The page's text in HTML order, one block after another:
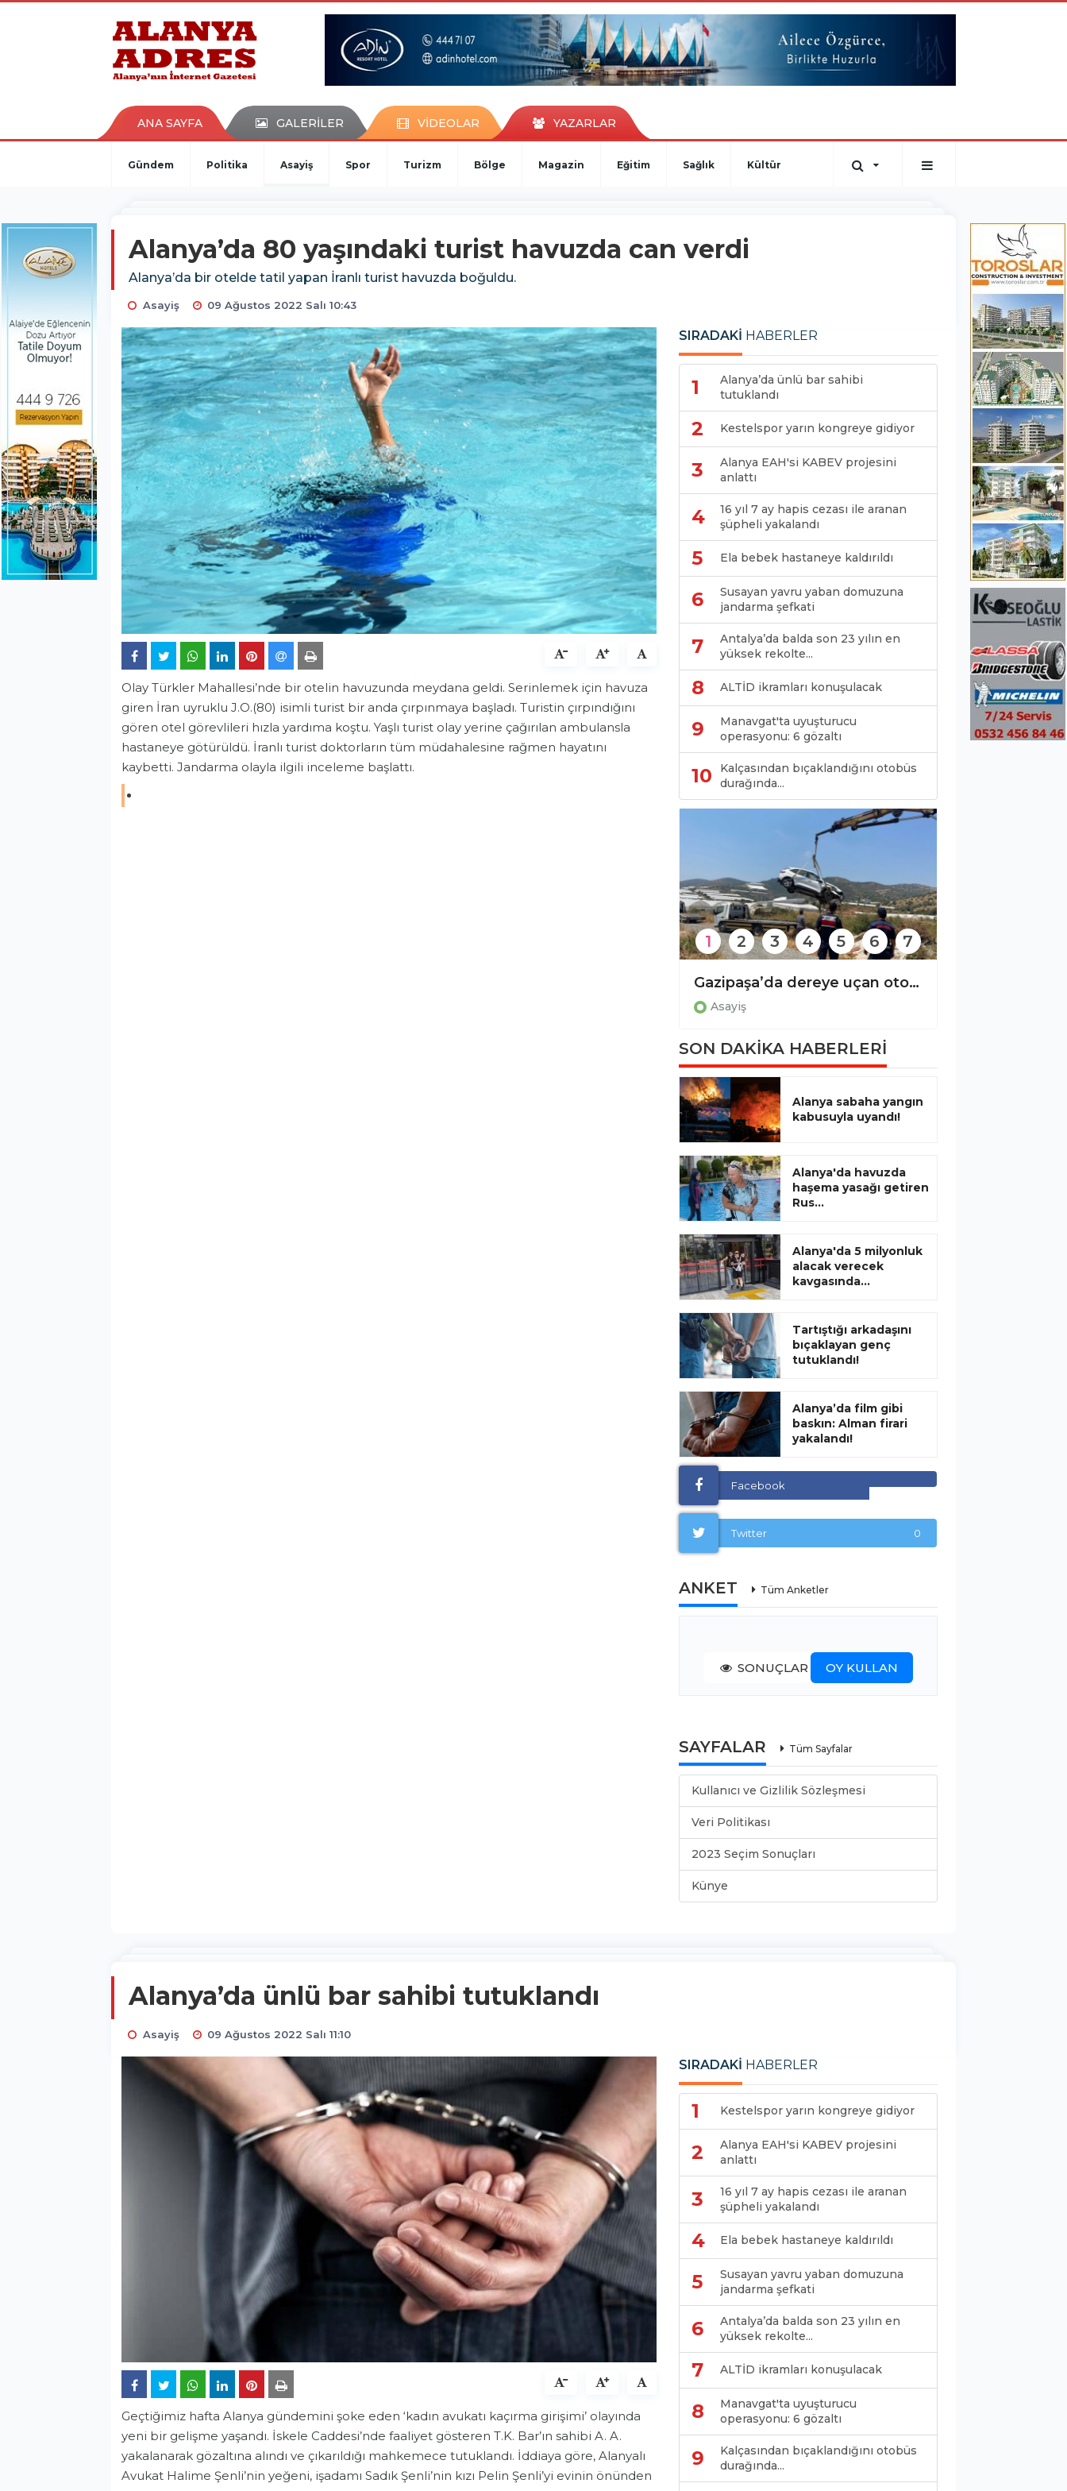
kaçak bahis
porno izle
ANA SAYFA GALERİLER VİDEOLAR YAZARLAR
Gündem Politika Asayiş Spor Turizm Bölge Magazin Eğitim Sağlık Kültür
Alanya’da 80 yaşındaki turist havuzda can verdi
Alanya’da bir otelde tatil yapan İranlı turist havuzda boğuldu.
Asayiş 09 Ağustos 2022 Salı 10:43
Olay Türkler Mahallesi’nde bir otelin havuzunda meydana geldi. Serinlemek için havuza
giren İran uyruklu J.O.(80) isimli turist bir anda çırpınmaya başladı. Turistin çırpındığını
gören otel görevlileri hızla yardıma koştu. Yaşlı turist olay yerine çağırılan ambulansla
hastaneye götürüldü. İranlı turist doktorların tüm müdahalesine rağmen hayatını
kaybetti. Jandarma olayla ilgili inceleme başlattı.
SIRADAKİ HABERLER
1
Alanya’da ünlü bar sahibi
tutuklandı
2 Kestelspor yarın kongreye gidiyor
3
Alanya EAH'si KABEV projesini
anlattı
4
16 yıl 7 ay hapis cezası ile aranan
şüpheli yakalandı
5 Ela bebek hastaneye kaldırıldı
6
Susayan yavru yaban domuzuna
jandarma şefkati
7
Antalya’da balda son 23 yılın en
yüksek rekolte...
8 ALTİD ikramları konuşulacak
9
Manavgat'ta uyuşturucu
operasyonu: 6 gözaltı
10
Kalçasından bıçaklandığını otobüs
durağında...
Alanya ve çevresinde kaçak operasyonu!
1 2 3 4 5 6 7
SON DAKİKA HABERLERİ
Alanya sabaha yangın
kabusuyla uyandı!
Alanya'da havuzda
haşema yasağı getiren
Rus...
Alanya'da 5 milyonluk
alacak verecek
kavgasında...
Tartıştığı arkadaşını
bıçaklayan genç
tutuklandı!
Alanya’da film gibi
baskın: Alman firari
yakalandı!
Facebook
Twitter 0
ANKET Tüm Anketler
SONUÇLAR OY KULLAN
SAYFALAR Tüm Sayfalar
Kullanıcı ve Gizlilik Sözleşmesi
Veri Politikası
2023 Seçim Sonuçları
Künye
Alanya’da ünlü bar sahibi tutuklandı
Asayiş 09 Ağustos 2022 Salı 11:10
Geçtiğimiz hafta Alanya gündemini şoke eden ‘kadın avukatı kaçırma girişimi’ olayında
yeni bir gelişme yaşandı. İskele Caddesi’nde faaliyet gösteren T.K. Bar’ın sahibi A. A.
yakalanarak gözaltına alındı ve çıkarıldığı mahkemece tutuklandı. İddiaya göre, Alanyalı
Avukat Halime Şenli’nin yeğeni, işadamı Sadık Şenli’nin kızı Pelin Şenli’yi evinin önünden
SIRADAKİ HABERLER
1 Kestelspor yarın kongreye gidiyor
2
Alanya EAH'si KABEV projesini
anlattı
3
16 yıl 7 ay hapis cezası ile aranan
şüpheli yakalandı
4 Ela bebek hastaneye kaldırıldı
5
Susayan yavru yaban domuzuna
jandarma şefkati
6
Antalya’da balda son 23 yılın en
yüksek rekolte...
7 ALTİD ikramları konuşulacak
8
Manavgat'ta uyuşturucu
operasyonu: 6 gözaltı
9
Kalçasından bıçaklandığını otobüs
durağında...